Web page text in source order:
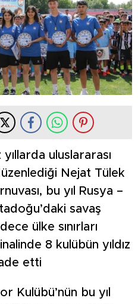
uluslararası
Nejat Tülek
bu yıl Rusya –
savaş
ülke sınırları
8 kulübün yıldız
etti
Kulübü’nün bu yıl